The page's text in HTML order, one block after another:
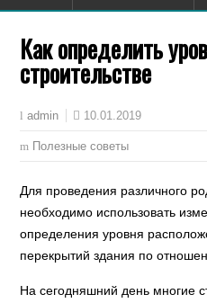
Как определить
строительстве
admin 10.01.2019
Полезные советы
Для проведения различного
необходимо использовать
определения уровня
перекрытий здания по
На сегодняшний день многие